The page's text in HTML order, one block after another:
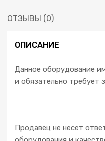
ОТЗЫВЫ (0)
ОПИСАНИЕ
Данное оборудование
и обязательно требует
Продавец не несет